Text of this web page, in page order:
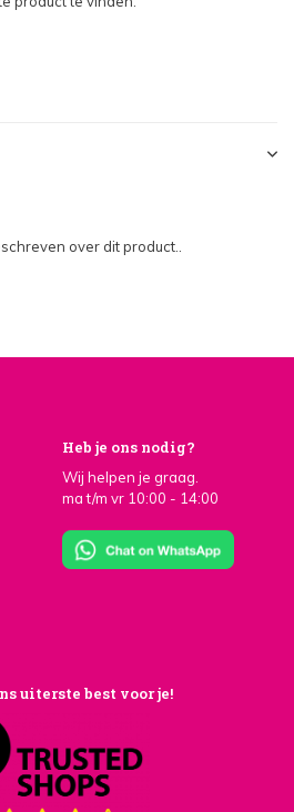
over dit product..
Heb je ons nodig?
Wij helpen je graag.
ma t/m vr 10:00 - 14:00
uiterste best voor je!